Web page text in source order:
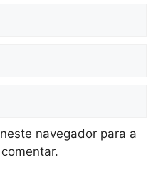
navegador para a